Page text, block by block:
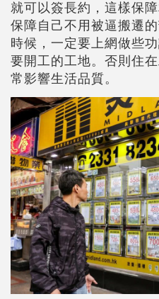
就可以簽長約，這樣保
保障自己不用被逼搬遷
時候，一定要上網做些
要開工的工地。否則住
常影響生活品質。